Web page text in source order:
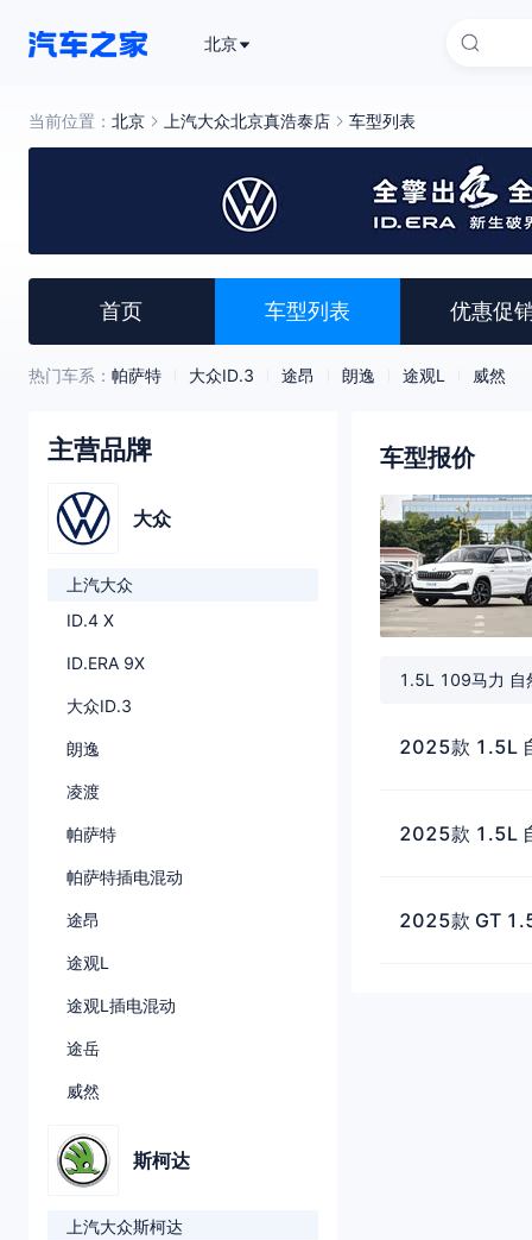
北京
当前位置： 北京 上汽大众北京真浩泰店 车型列表
首页 车型列表 优惠促
热门车系： 帕萨特 大众ID.3 途昂 朗逸 途观L 威然
主营品牌
大众
上汽大众
ID.4 X
ID.ERA 9X
大众ID.3
朗逸
凌渡
帕萨特
帕萨特插电混动
途昂
途观L
途观L插电混动
途岳
威然
斯柯达
上汽大众斯柯达
车型报价
1.5L 109马力 自
2025款 1.5L
2025款 1.5L
2025款 GT